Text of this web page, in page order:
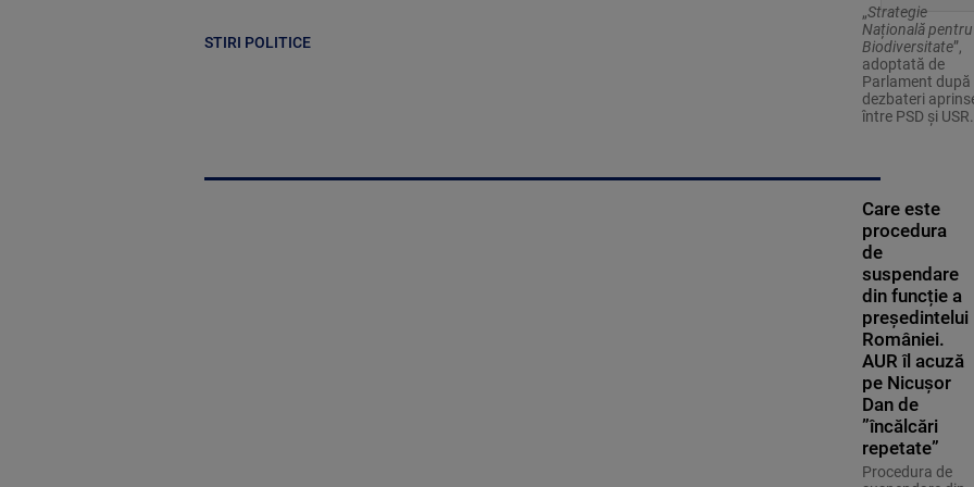
STIRI POLITICE
„Strategie
Națională pentru
Biodiversitate”,
adoptată de
Parlament după
dezbateri
între PSD și USR.
Care este
procedura
de
suspendare
din funcție a
președintelui
României.
AUR îl acuză
pe Nicușor
Dan de
”încălcări
repetate”
Procedura de